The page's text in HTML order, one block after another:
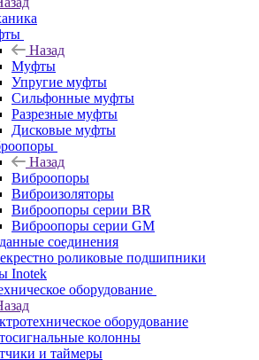
Назад
Муфты
Упругие муфты
Сильфонные муфты
Разрезные муфты
Дисковые муфты
Назад
Виброопоры
Виброизоляторы
Виброопоры серии BR
Виброопоры серии GM
соединения
роликовые подшипники
Inotek
оборудование
оборудование
колонны
и таймеры